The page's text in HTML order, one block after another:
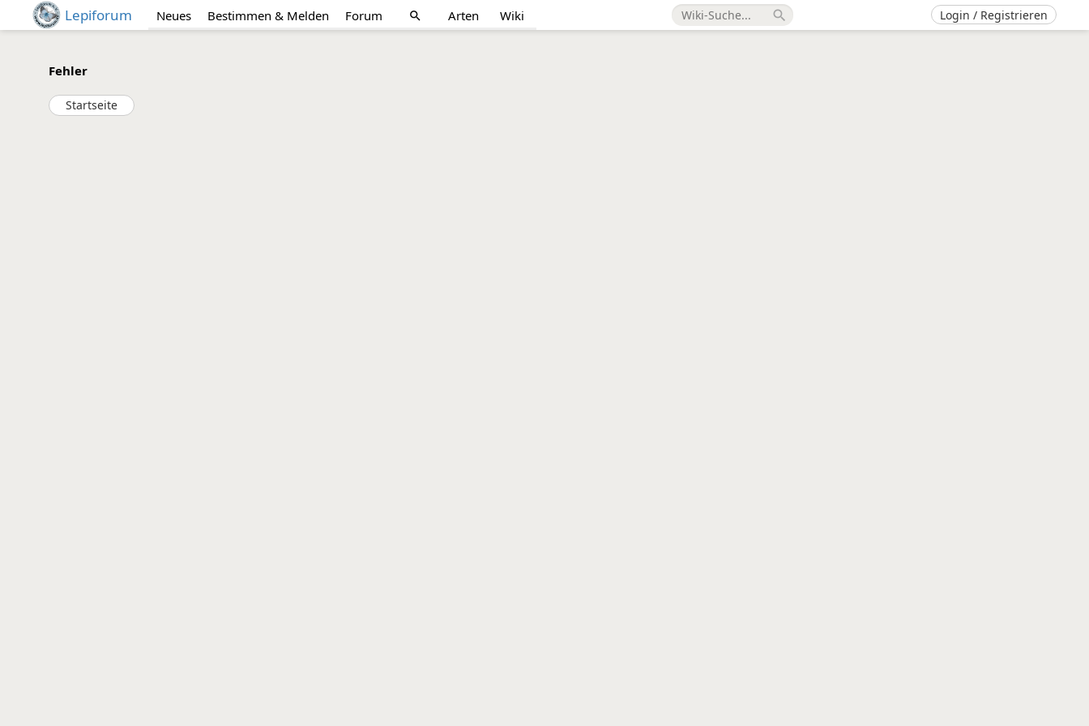
Lepiforum Neues Bestimmen & Melden Forum search Arten Wiki search Login / Registrieren
Fehler
Startseite